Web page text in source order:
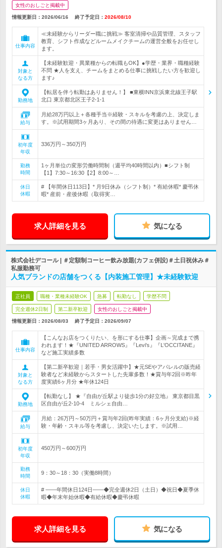
女性のおしごと掲載中
情報更新日：2026/06/16 終了予定日： 2026/08/10
仕事内容
≪未経験からリーダー職に挑戦≫ 客室清掃や品質管理、スタッフ
教育、シフト作成などルームメイクチームの運営全般をお任せし
ます。
対象と
なる方
【未経験歓迎・異業種からの転職もOK】●学歴・業界・職種経験
不問 ★人を支え、チームをまとめる仕事に挑戦したい方を歓迎し
ます♪
勤務地
【転居を伴う転勤はありません！】 ■東横INN京浜東北線王子駅
北口 東京都北区王子2-1-1
給与
月給28万円以上＋各種手当※経験・スキルを考慮の上、決定しま
す。※試用期間3ヶ月あり、その間の待遇に変更はありません…
初年度
年収
336万円～350万円
勤務
時間
1ヶ月単位の変形労働時間制（週平均40時間以内）■シフト制
【1】7:30～16:30【2】8:00～…
休日
休暇
# 【年間休日113日】* 月9日休み（シフト制）* 有給休暇* 慶弔休
暇* 産前・産後休暇（取得実…
求人詳細を見る 気になる
株式会社デコール | ＃定額制コーヒー飲み放題(カフェ併設)＃土日祝休み＃
私服勤務可
人気ブランドの店舗をつくる【内装施工管理】★未経験歓迎
正社員 職種・業種未経験OK 急募 転勤なし 学歴不問
完全週休2日制 第二新卒歓迎 女性のおしごと掲載中
情報更新日：2026/08/03 終了予定日： 2026/09/07
仕事内容
【こんなお店をつくりたい、を形にする仕事】企画～完成まで携
われます！★『UNITED ARROWS』『Levi's』『L'OCCITANE』
など施工実績多数
対象と
なる方
【第二新卒歓迎｜若手・男女活躍中】★元SEやアパレルの販売経
験者など未経験からスタートした先輩多数！★賞与年2回※昨年
度実績6ヶ月分 ★年休124日
勤務地
【転勤なし】 ★『自由が丘駅より徒歩1分の好立地』 東京都目黒
区自由が丘2-10-4 ミルシェ自由…
給与
月給：26万円～50万円＋賞与年2回(昨年実績：6ヶ月分支給)※経
験・年齢・スキル等を考慮し、決定いたします。※試用…
初年度
年収
450万円～600万円
勤務
時間
9：30～18：30（実働8時間）
休日
休暇
# ――年間休日124日――◆完全週休2日（土日）◆祝日◆夏季休
暇◆年末年始休暇◆有給休暇◆慶弔休暇
求人詳細を見る 気になる